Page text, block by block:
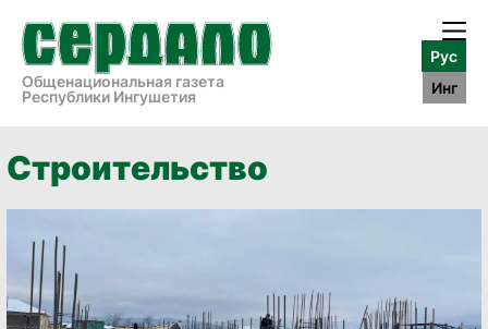
Общенациональная газета
Республики Ингушетия
Рус
Инг
Строительство